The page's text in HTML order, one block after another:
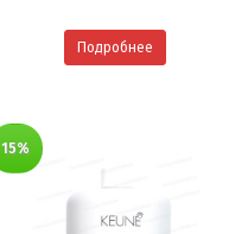
Подробнее
15%